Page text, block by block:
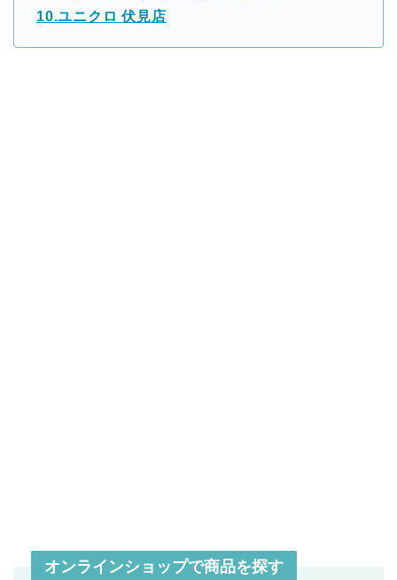
10.ユニクロ 伏見店
オンラインショップで商品を探す